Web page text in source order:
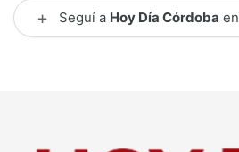
+ Seguí a Hoy Día Córdoba en